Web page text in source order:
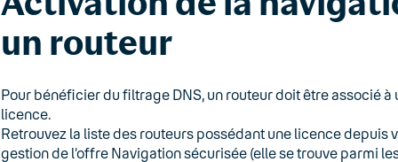
un routeur
Pour bénéficier du filtrage DNS, un routeur doit être associé
licence.
Retrouvez la liste des routeurs possédant une licence depuis
gestion de l’offre Navigation sécurisée (elle se trouve parmi